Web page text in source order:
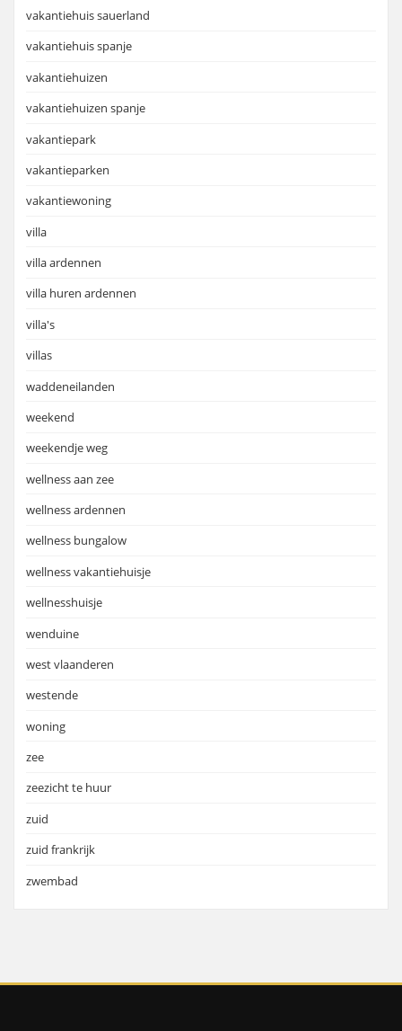
vakantiehuis sauerland
vakantiehuis spanje
vakantiehuizen
vakantiehuizen spanje
vakantiepark
vakantieparken
vakantiewoning
villa
villa ardennen
villa huren ardennen
villa's
villas
waddeneilanden
weekend
weekendje weg
wellness aan zee
wellness ardennen
wellness bungalow
wellness vakantiehuisje
wellnesshuisje
wenduine
west vlaanderen
westende
woning
zee
zeezicht te huur
zuid
zuid frankrijk
zwembad